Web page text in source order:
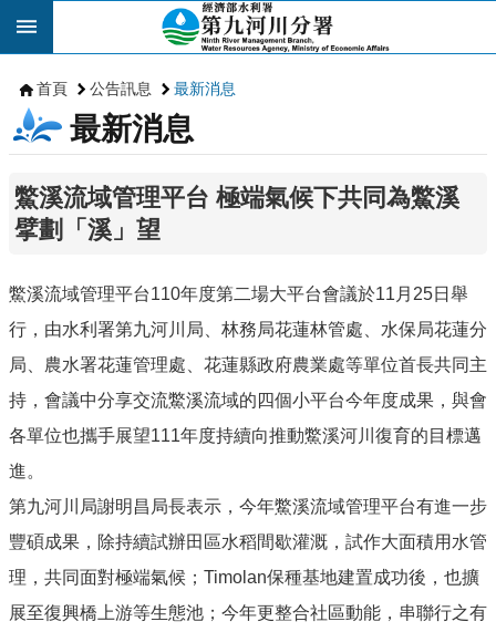
跳到主要內容區塊
首頁 公告訊息 最新消息
最新消息
鱉溪流域管理平台 極端氣候下共同為鱉溪
擘劃「溪」望
鱉溪流域管理平台110年度第二場大平台會議於11月25日舉
行，由水利署第九河川局、林務局花蓮林管處、水保局花蓮分
局、農水署花蓮管理處、花蓮縣政府農業處等單位首長共同主
持，會議中分享交流鱉溪流域的四個小平台今年度成果，與會
各單位也攜手展望111年度持續向推動鱉溪河川復育的目標邁
進。
第九河川局謝明昌局長表示，今年鱉溪流域管理平台有進一步
豐碩成果，除持續試辦田區水稻間歇灌溉，試作大面積用水管
理，共同面對極端氣候；Timolan保種基地建置成功後，也擴
展至復興橋上游等生態池；今年更整合社區動能，串聯行之有